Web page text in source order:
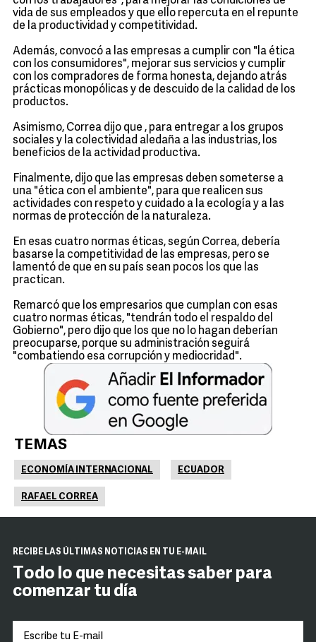
vida de sus empleados y que ello repercuta en el repunte
de la productividad y competitividad.
Además, convocó a las empresas a cumplir con "la ética
con los consumidores", mejorar sus servicios y cumplir
con los compradores de forma honesta, dejando atrás
prácticas monopólicas y de descuido de la calidad de los
productos.
Asimismo, Correa dijo que , para entregar a los grupos
sociales y la colectividad aledaña a las industrias, los
beneficios de la actividad productiva.
Finalmente, dijo que las empresas deben someterse a
una "ética con el ambiente", para que realicen sus
actividades con respeto y cuidado a la ecología y a las
normas de protección de la naturaleza.
En esas cuatro normas éticas, según Correa, debería
basarse la competitividad de las empresas, pero se
lamentó de que en su país sean pocos los que las
practican.
Remarcó que los empresarios que cumplan con esas
cuatro normas éticas, "tendrán todo el respaldo del
Gobierno", pero dijo que los que no lo hagan deberían
preocuparse, porque su administración seguirá
"combatiendo esa corrupción y mediocridad".
TEMAS
ECONOMÍA INTERNACIONAL ECUADOR
RAFAEL CORREA
RECIBE LAS ÚLTIMAS NOTICIAS EN TU E-MAIL
Todo lo que necesitas saber para
comenzar tu día